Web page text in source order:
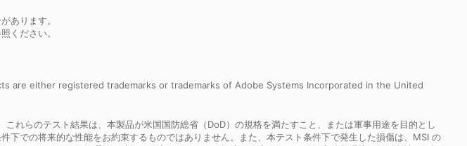
あります。
ください。
either registered trademarks or trademarks of Adobe Systems Incorporated in the United
れらのテスト結果は、本製品が米国国防総省（DoD）の規格を満たすこと、または軍事用途を目的とし
での将来的な性能をお約束するものではありません。また、本テスト条件下で発生した損傷は、MSI の